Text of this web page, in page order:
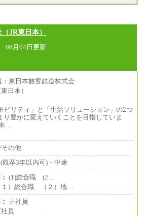
JR東日本）
08月04日更新
ビリティ」と「生活ソリューション」の2つ
り豊かに変えていくことを目指していま
…
の他
既卒3年以内可)・中途
(1)総合職 (2…
１）総合職 （２）地…
正社員
員